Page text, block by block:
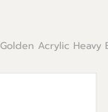
Golden Acrylic Heavy